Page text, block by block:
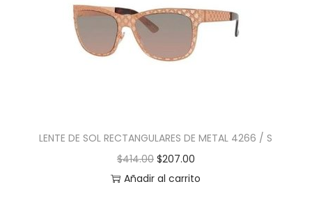
LENTE DE SOL RECTANGULARES DE METAL 4266 / S
$414.00 $207.00
Añadir al carrito